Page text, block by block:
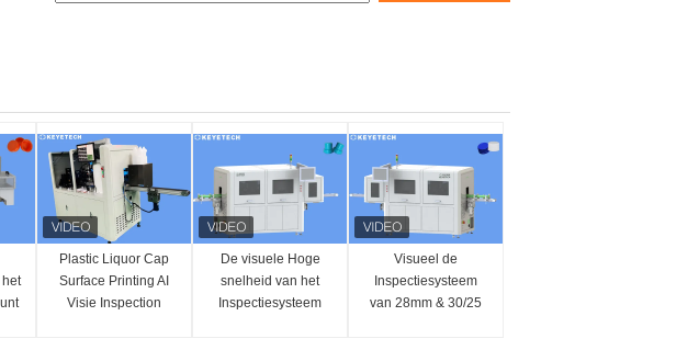
Plastic Liquor Cap
Surface Printing AI
Visie Inspection
De visuele Hoge
snelheid van het
Inspectiesysteem
Visueel de
Inspectiesysteem
van 28mm & 30/25